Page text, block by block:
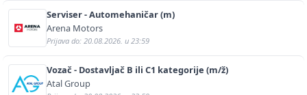
Serviser - Automehaničar (m)
Arena Motors
Prijava do: 20.08.2026. u 23:59
Vozač - Dostavljač B ili C1 kategorije (m/ž)
Atal Group